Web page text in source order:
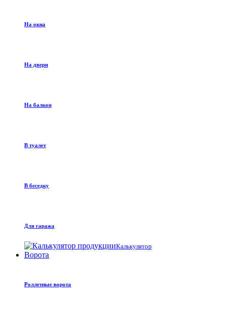
На окна
На двери
На балкон
В туалет
В беседку
Для гаража
Калькулятор
Ворота
Роллетные ворота